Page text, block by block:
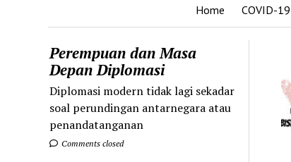
Home COVID-19
Perempuan dan Masa
Depan Diplomasi
Diplomasi modern tidak lagi sekadar
soal perundingan antarnegara atau
penandatanganan
Comments closed